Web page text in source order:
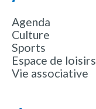
Agenda
Culture
Sports
Espace de loisirs
Vie associative